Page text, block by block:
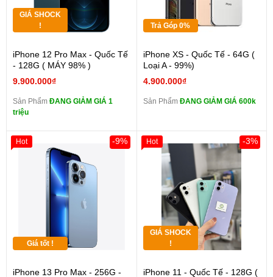
GIÁ SHOCK
!
iPhone 12 Pro Max - Quốc Tế
- 128G ( MÁY 98% )
9.900.000₫
Sản Phẩm ĐANG GIẢM GIÁ 1
triệu
Trả Góp 0%
iPhone XS - Quốc Tế - 64G (
Loại A - 99%)
4.900.000₫
Sản Phẩm ĐANG GIẢM GIÁ 600k
Giá tốt !
iPhone 13 Pro Max - 256G -
-9%
Hot
GIÁ SHOCK
!
iPhone 11 - Quốc Tế - 128G (
-3%
Hot